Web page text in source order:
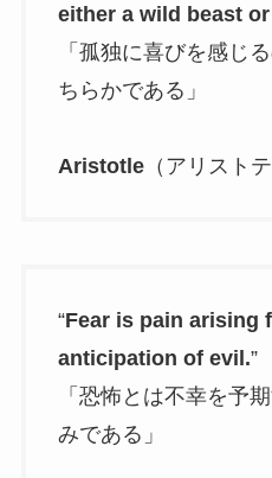
either a wild beast
「孤独に喜びを感じ
ちらかである」
Aristotle（アリストテ
“Fear is pain arising
anticipation of evil.”
「恐怖とは不幸を予
みである」